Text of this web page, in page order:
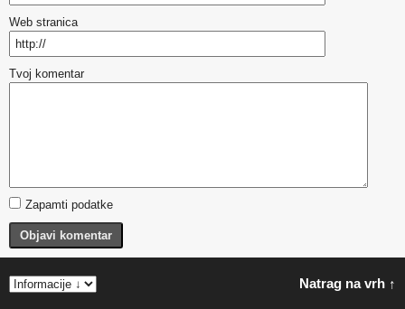
Web stranica
Tvoj komentar
Zapamti podatke
Objavi komentar
Natrag na vrh ↑